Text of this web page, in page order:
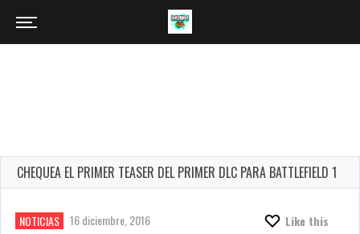
CHEQUEA EL PRIMER TEASER DEL PRIMER DLC PARA BATTLEFIELD 1
NOTICIAS 16 diciembre, 2016
Like this